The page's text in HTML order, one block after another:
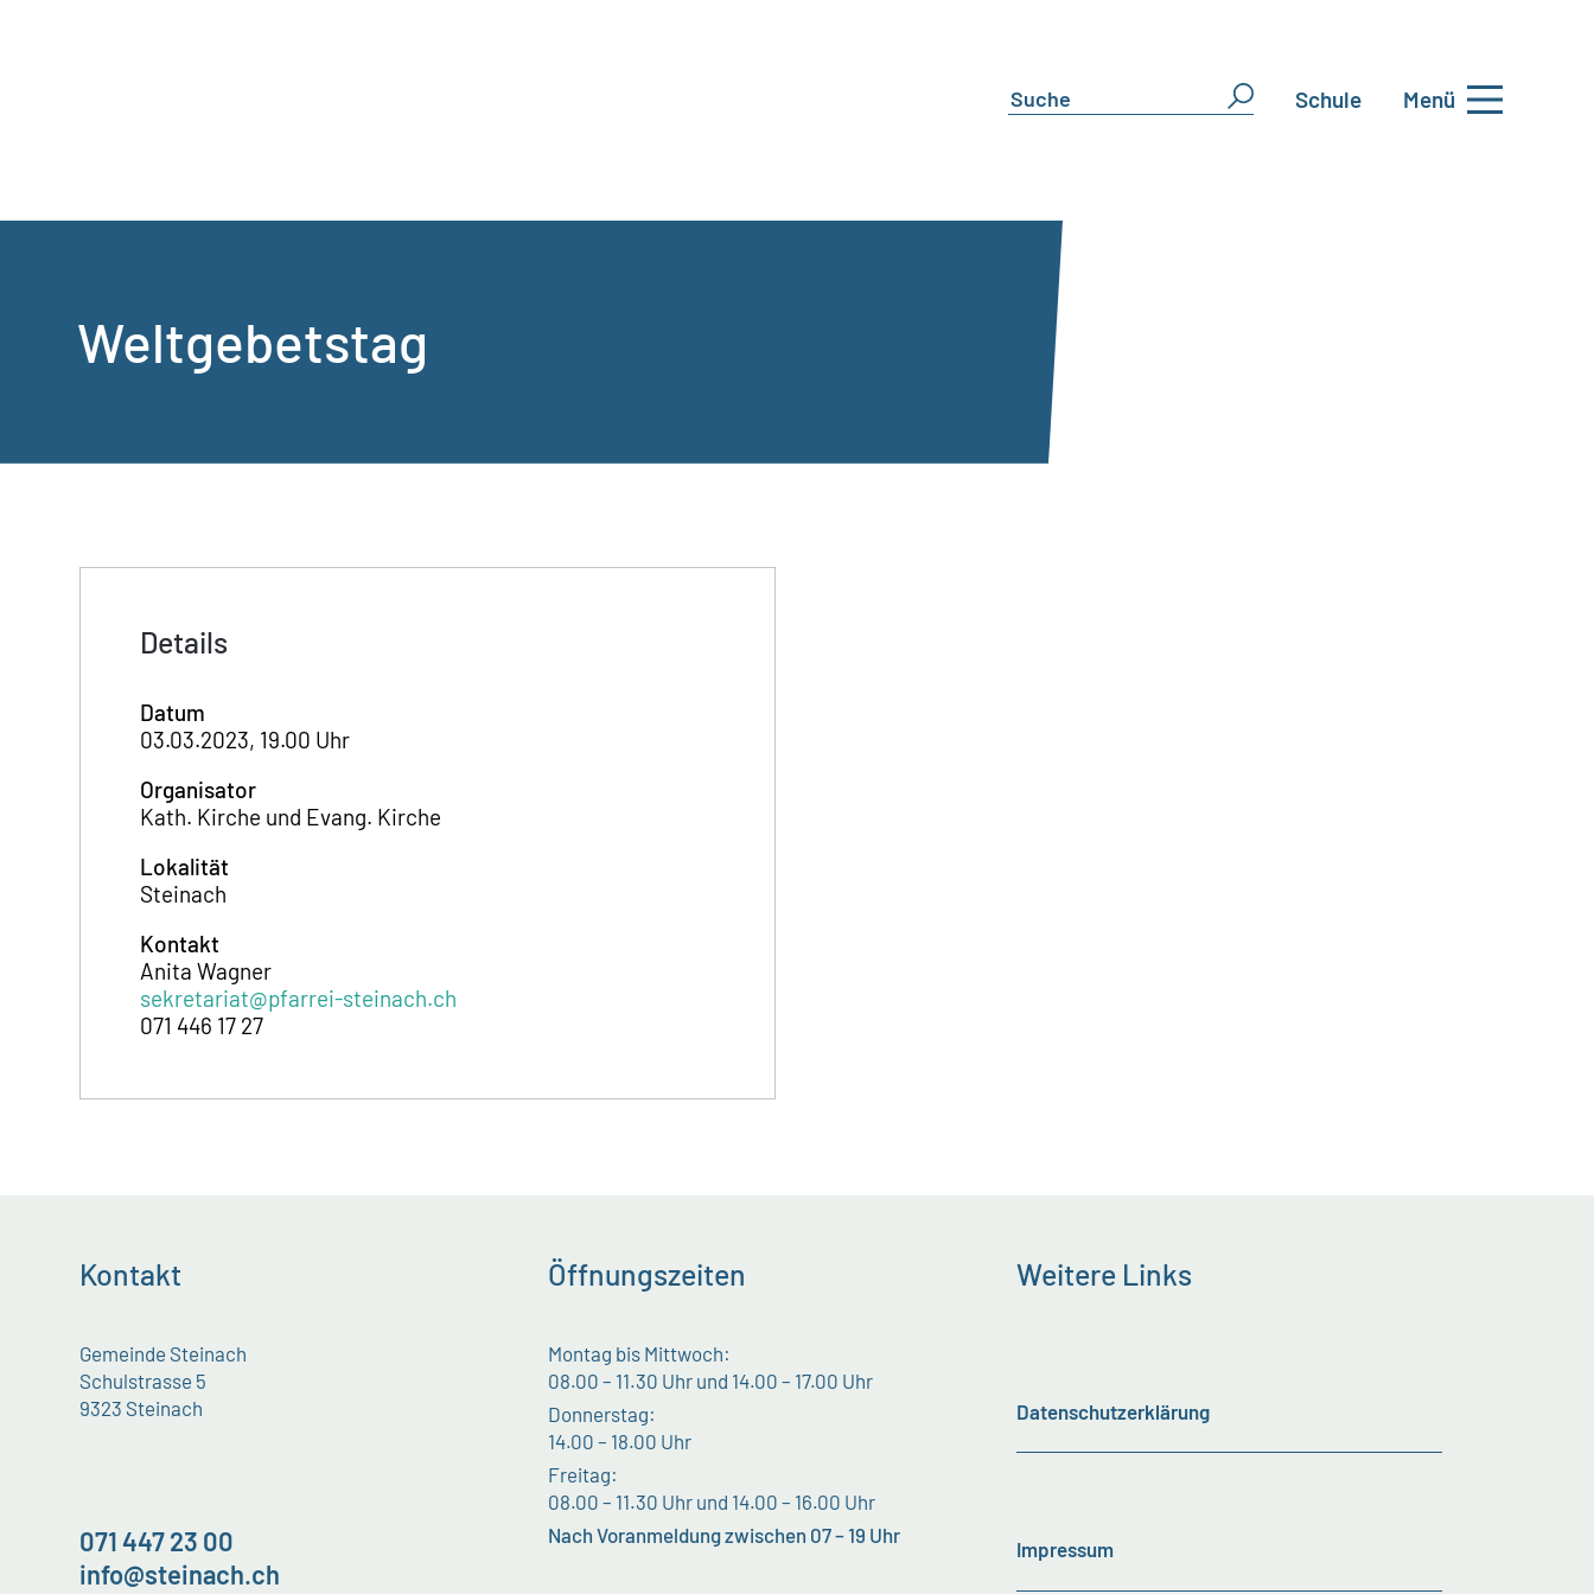
Schule Menü
Weltgebetstag
Details
Datum
03.03.2023, 19.00 Uhr
Organisator
Kath. Kirche und Evang. Kirche
Lokalität
Steinach
Kontakt
Anita Wagner
sekretariat@pfarrei-steinach.ch
071 446 17 27
Kontakt
Gemeinde Steinach
Schulstrasse 5
9323 Steinach
071 447 23 00
info@steinach.ch
Öffnungszeiten
Montag bis Mittwoch:
08.00 – 11.30 Uhr und 14.00 – 17.00 Uhr
Donnerstag:
14.00 – 18.00 Uhr
Freitag:
08.00 – 11.30 Uhr und 14.00 – 16.00 Uhr
Nach Voranmeldung zwischen 07 – 19 Uhr
Weitere Links
Datenschutzerklärung
Impressum